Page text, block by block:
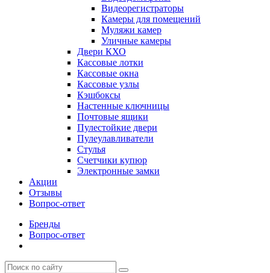
Видеорегистраторы
Камеры для помещений
Муляжи камер
Уличные камеры
Двери КХО
Кассовые лотки
Кассовые окна
Кассовые узлы
Кэшбоксы
Настенные ключницы
Почтовые ящики
Пулестойкие двери
Пулеулавливатели
Стулья
Счетчики купюр
Электронные замки
Акции
Отзывы
Вопрос-ответ
Бренды
Вопрос-ответ